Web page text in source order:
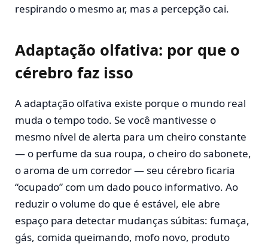
respirando o mesmo ar, mas a percepção cai.
Adaptação olfativa: por que o
cérebro faz isso
A adaptação olfativa existe porque o mundo real
muda o tempo todo. Se você mantivesse o
mesmo nível de alerta para um cheiro constante
— o perfume da sua roupa, o cheiro do sabonete,
o aroma de um corredor — seu cérebro ficaria
“ocupado” com um dado pouco informativo. Ao
reduzir o volume do que é estável, ele abre
espaço para detectar mudanças súbitas: fumaça,
gás, comida queimando, mofo novo, produto